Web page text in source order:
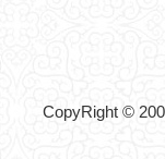
CopyRight ©